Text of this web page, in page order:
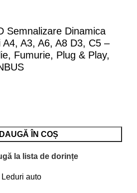
Semnalizare Dinamica
A3, A6, A8 D3, C5 –
Fumurie, Plug & Play,
ÎN COȘ
la lista de dorințe
Leduri auto